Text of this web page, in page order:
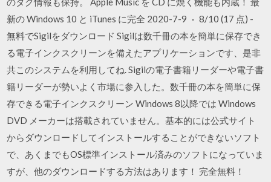
新の Windows 10 と iTunes に完全 2020-7-9 · 8/10 (17 点) -
無料でSigilをダウンロード Sigilは数千冊の本を簡単に保存でき
る電子インクスクリーンを備えたアプリケーションです、是非
共このシステムを利用してね. Sigilの電子書籍リーダーや電子書
籍リーダーが勢いよく市場に参入した。数千冊の本を簡単に保
存できる電子インクスクリーン Windows 8以降では Windows
DVD メーカーは搭載されていません。基本的には公式サイト
からダウンロードしてインストールすることができないソフト
で、あくまでもOS標準インストール済みのソフトになっていま
すが、他のダウンロードする方法はあります！ 完全無料！